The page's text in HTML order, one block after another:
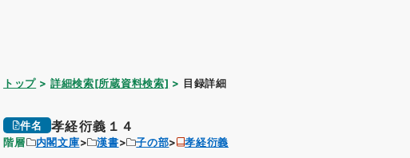
トップ 詳細検索[所蔵資料検索] 目録詳細
件名 孝経衍義１４
階層 内閣文庫 漢書 子の部 孝経衍義